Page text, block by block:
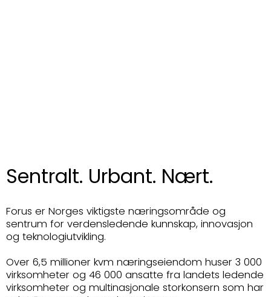
Sentralt. Urbant. Nært.
Forus er Norges viktigste næringsområde og
sentrum for verdensledende kunnskap, innovasjon
og teknologiutvikling.
Over 6,5 millioner kvm næringseiendom huser 3 000
virksomheter og 46 000 ansatte fra landets ledende
virksomheter og multinasjonale storkonsern som har